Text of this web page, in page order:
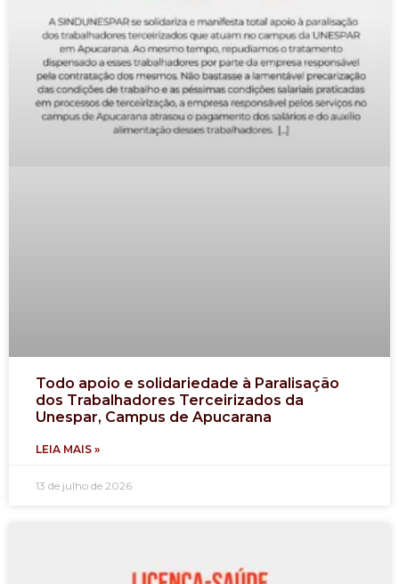
Todo apoio e solidariedade à Paralisação
dos Trabalhadores Terceirizados da
Unespar, Campus de Apucarana
LEIA MAIS »
13 de julho de 2026